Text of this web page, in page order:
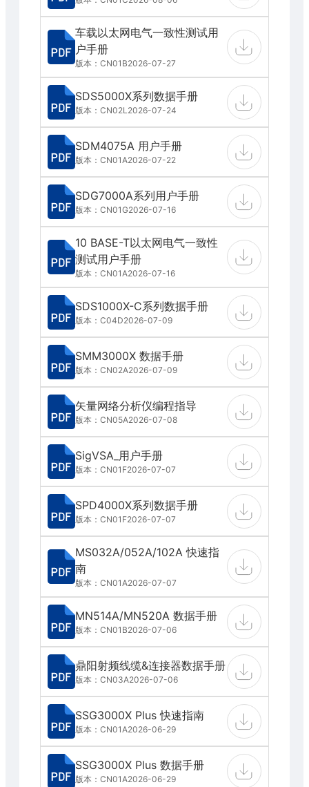
车载以太网电气一致性测试用
户手册
版本：CN01B2026-07-27
SDS5000X系列数据手册
版本：CN02L 2026-07-24
SDM4075A 用户手册
版本：CN01A2026-07-22
SDG7000A系列用户手册
版本：CN01G2026-07-16
10 BASE-T以太网电气一致性
测试用户手册
版本：CN01A2026-07-16
SDS1000X-C系列数据手册
版本：C04D2026-07-09
SMM3000X 数据手册
版本：CN02A2026-07-09
矢量网络分析仪编程指导
版本：CN05A2026-07-08
SigVSA_用户手册
版本：CN01F2026-07-07
SPD4000X系列数据手册
版本：CN01F2026-07-07
MS032A/052A/102A 快速指
南
版本：CN01A2026-07-07
MN514A/MN520A 数据手册
版本：CN01B2026-07-06
鼎阳射频线缆&连接器数据手册
版本：CN03A2026-07-06
SSG3000X Plus 快速指南
版本：CN01A2026-06-29
SSG3000X Plus 数据手册
版本：CN01A2026-06-29